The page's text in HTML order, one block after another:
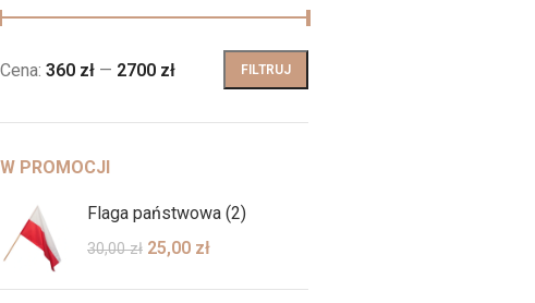
FILTRUJ
Cena: 360 zł — 2700 zł
W PROMOCJI
Flaga państwowa (2)
30,00zł 25,00 zł